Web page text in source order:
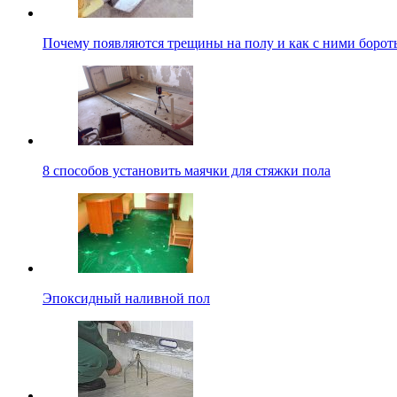
Почему появляются трещины на полу и как с ними
8 способов установить маячки для стяжки пола
Эпоксидный наливной пол